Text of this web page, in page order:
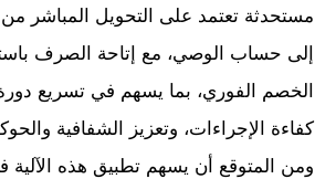
مستحدثة تعتمد على التحويل المباشر
إلى حساب الوصي، مع إتاحة الصرف
الخصم الفوري، بما يسهم في تسريع
كفاءة الإجراءات، وتعزيز الشفافية
ومن المتوقع أن يسهم تطبيق هذه الآلية